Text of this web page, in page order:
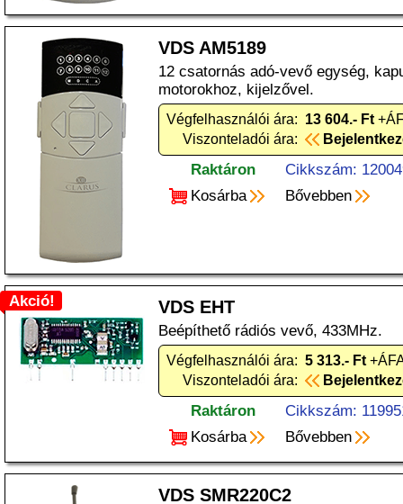
VDS AM5189
12 csatornás adó-vevő egység,
motorokhoz, kijelzővel.
Végfelhasználói ára: 13 604.- Ft
Viszonteladói ára:
Raktáron
Cikkszám:
Kosárba
Bővebben
Akció! VDS EHT
Beépíthető rádiós vevő, 433MHz.
Végfelhasználói ára: 5 313.- Ft
Viszonteladói ára:
Raktáron
Cikkszám:
Kosárba
Bővebben
VDS SMR220C2